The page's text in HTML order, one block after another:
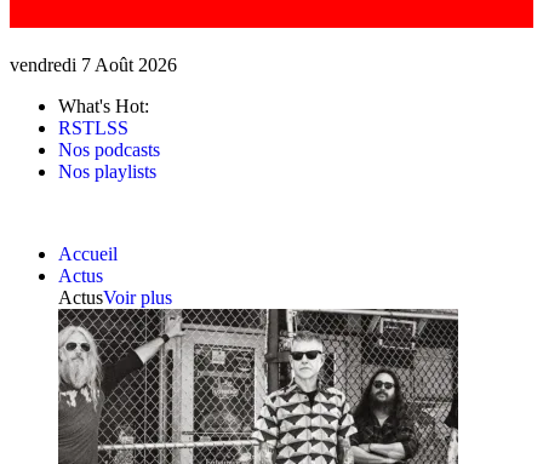
vendredi 7 Août 2026
What's Hot:
RSTLSS
Nos podcasts
Nos playlists
Accueil
Actus
ActusVoir plus